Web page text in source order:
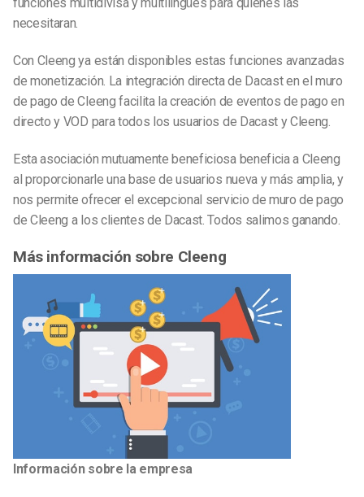
necesitaran.
Con Cleeng ya están disponibles estas funciones avanzadas
de monetización. La integración directa de Dacast en el muro
de pago de Cleeng facilita la creación de eventos de pago en
directo y VOD para todos los usuarios de Dacast y Cleeng.
Esta asociación mutuamente beneficiosa beneficia a Cleeng
al proporcionarle una base de usuarios nueva y más amplia, y
nos permite ofrecer el excepcional servicio de muro de pago
de Cleeng a los clientes de Dacast. Todos salimos ganando.
Más información sobre Cleeng
Información sobre la empresa